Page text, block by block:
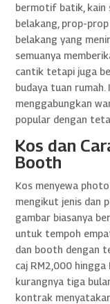
bermotif batik, kain
belakang, prop-
belakang yang
semuanya
cantik tetapi juga
budaya tuan
menggabungkan
popular dengan
Kos dan
Booth
Kos menyewa
mengikut jenis dan
gambar biasanya
untuk tempoh
dan booth dengan
caj RM2,000
kurangnya tiga
kontrak